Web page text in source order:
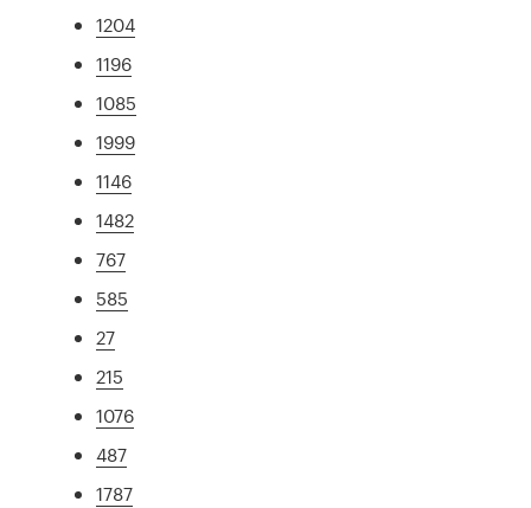
1204
1196
1085
1999
1146
1482
767
585
27
215
1076
487
1787